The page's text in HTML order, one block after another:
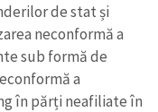
de stat și
neconformă a
sub formă de
a
în părți neafiliate în